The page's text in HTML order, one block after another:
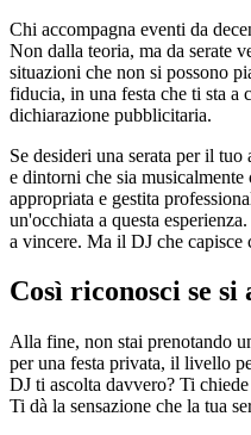
Chi accompagna eventi da
Non dalla teoria, ma da serate
situazioni che non si possono
fiducia, in una festa che ti sta a
dichiarazione pubblicitaria.
Se desideri una serata per il
e dintorni che sia
appropriata e gestita
un'occhiata a questa
a vincere. Ma il DJ che capisce
Così riconosci se si
Alla fine, non stai prenotando
per una festa privata, il livello
DJ ti ascolta davvero? Ti
Ti dà la sensazione che la tua